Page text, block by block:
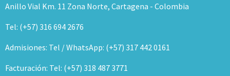
Anillo Vial Km. 11 Zona Norte, Cartagena - Colombia
Tel: (+57) 316 694 2676
Admisiones: Tel / WhatsApp: (+57) 317 442 0161
Facturación: Tel: (+57) 318 487 3771